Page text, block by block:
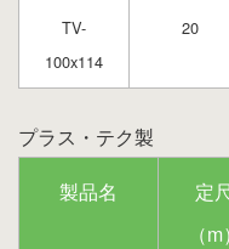
TV-
100x114
20
プラス・テク製
製品名
定尺
（m）